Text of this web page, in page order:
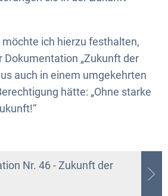
ich hierzu festhalten,
Dokumentation „Zukunft der
auch in einem umgekehrten
hätte: „Ohne starke
Nr. 46 - Zukunft der